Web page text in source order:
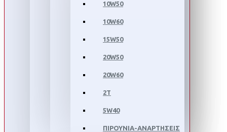
10W50
10W60
15W50
20W50
20W60
2T
5W40
ΠΙΡΟΥΝΙΑ-ΑΝΑΡΤΗΣΕΙΣ